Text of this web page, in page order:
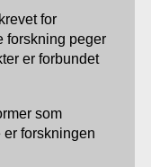
for
forskning peger
er forbundet
som
forskningen